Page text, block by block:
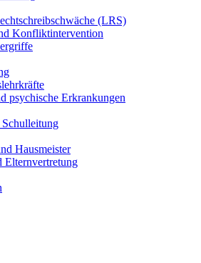
(LRS)
Konfliktintervention
psychische Erkrankungen
Hausmeister
Elternvertretung